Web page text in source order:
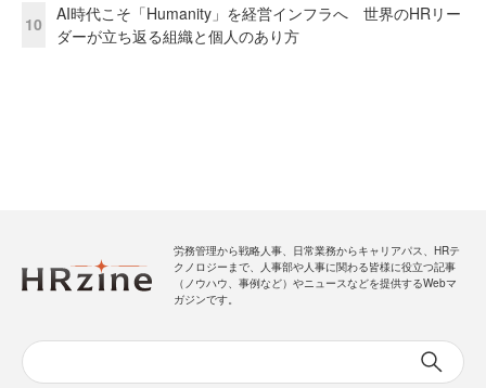
10
AI時代こそ「Humanity」を経営インフラへ 世界のHRリー
ダーが立ち返る組織と個人のあり方
労務管理から戦略人事、日常業務からキャリアパス、HRテ
クノロジーまで、人事部や人事に関わる皆様に役立つ記事
（ノウハウ、事例など）やニュースなどを提供するWebマ
ガジンです。